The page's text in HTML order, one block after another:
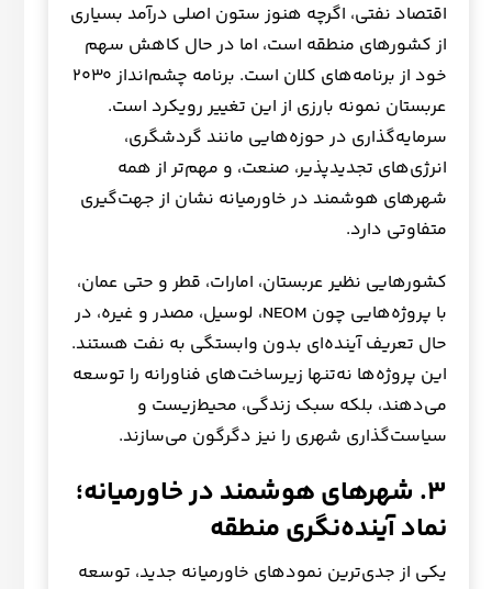
اقتصاد نفتی، اگرچه هنوز ستون اصلی درآمد بسیاری
از کشورهای منطقه است، اما در حال کاهش سهم
خود از برنامه‌های کلان است. برنامه چشم‌انداز ۲۰۳۰
عربستان نمونه بارزی از این تغییر رویکرد است.
سرمایه‌گذاری در حوزه‌هایی مانند گردشگری،
انرژی‌های تجدیدپذیر، صنعت، و مهم‌تر از همه
شهرهای هوشمند در خاورمیانه نشان از جهت‌گیری
متفاوتی دارد.
کشورهایی نظیر عربستان، امارات، قطر و حتی عمان،
با پروژه‌هایی چون NEOM، لوسیل، مصدر و غیره، در
حال تعریف آینده‌ای بدون وابستگی به نفت هستند.
این پروژه‌ها نه‌تنها زیرساخت‌های فناورانه را توسعه
می‌دهند، بلکه سبک زندگی، محیط‌زیست و
سیاست‌گذاری شهری را نیز دگرگون می‌سازند.
۳. شهرهای هوشمند در خاورمیانه؛
نماد آینده‌نگری منطقه
یکی از جدی‌ترین نمودهای خاورمیانه جدید، توسعه